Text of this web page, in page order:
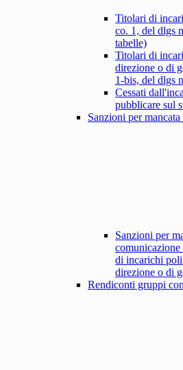
Titolari di
co. 1, del dlgs
tabelle)
Titolari di
direzione o di
1-bis, del dlgs
Cessati
pubblicare sul
Sanzioni per
Sanzioni per
di incarichi
direzione o di
Rendiconti gruppi